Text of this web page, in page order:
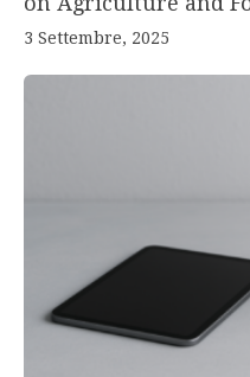
3 Settembre, 2025